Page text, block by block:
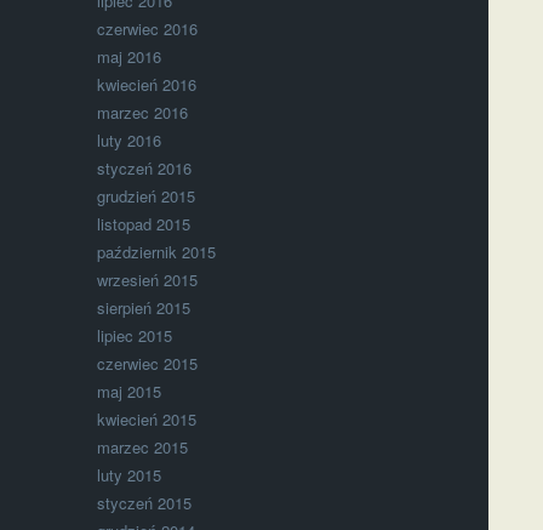
czerwiec 2016
maj 2016
kwiecień 2016
marzec 2016
luty 2016
styczeń 2016
grudzień 2015
listopad 2015
październik 2015
wrzesień 2015
sierpień 2015
lipiec 2015
czerwiec 2015
maj 2015
kwiecień 2015
marzec 2015
luty 2015
styczeń 2015